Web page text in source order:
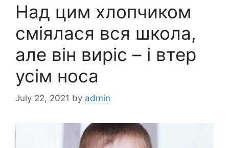
Над цим хлопчиком
сміялася вся школа,
але він виріс – і втер
усім носа
July 22, 2021 by admin